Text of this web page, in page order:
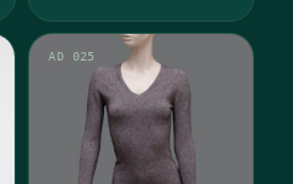
AD 025